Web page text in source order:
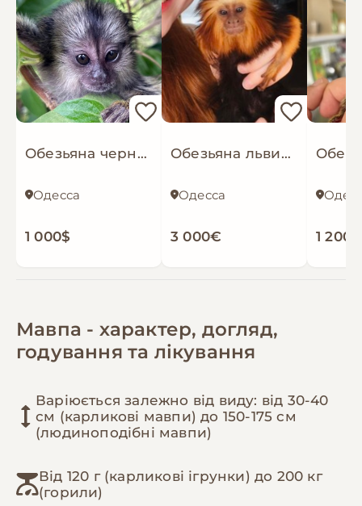
Обезьяна черноухая игрунка обезьянка ручная
Одесса
1 000$
Обезьяна львиноголовый тамарин обезьянка львиная игрунка
Одесса
3 000€ 1
Мавпа - характер, догляд,
годування та лікування
Варіюється залежно від виду: від 30-40
см (карликові мавпи) до 150-175 см
(людиноподібні мавпи)
Від 120 г (карликові ігрунки) до 200 кг
(горили)